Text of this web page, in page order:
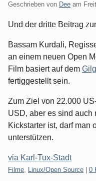
Geschrieben von Dee am
Und der dritte Beitrag
Bassam Kurdali,
an einem neuen Open
Film basiert auf dem
fertiggestellt sein.
Zum Ziel von 22.000
USD, aber es sind auch
Kickstarter ist, darf man
unterstützen.
via Karl-Tux-Stadt
Kategorien:
Filme, Linux/Open Source 0